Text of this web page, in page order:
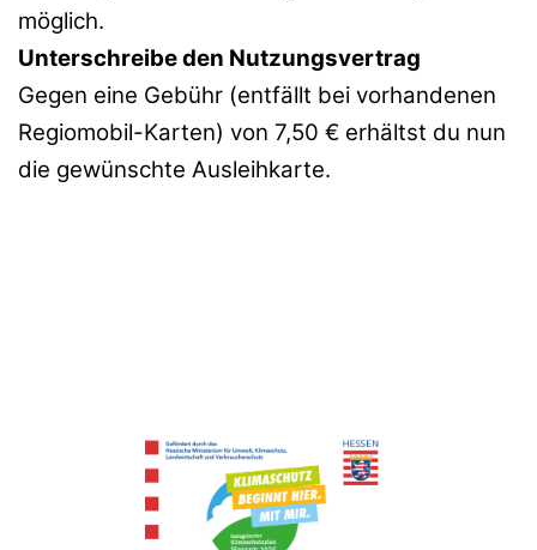
möglich.
Unterschreibe den Nutzungsvertrag
Gegen eine Gebühr (entfällt bei vorhandenen
Regiomobil-Karten) von 7,50 € erhältst du nun
die gewünschte Ausleihkarte.